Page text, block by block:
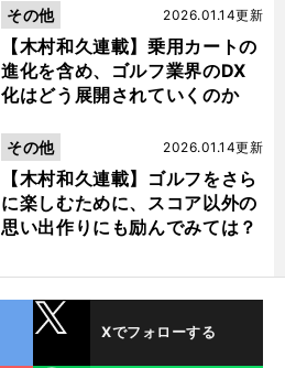
【木村和久連載】乗用カートの
進化を含め、ゴルフ業界のDX
化はどう展開されていくのか
2026.01.14更新
その他
【木村和久連載】ゴルフをさら
に楽しむために、スコア以外の
思い出作りにも励んでみては？
2026.01.14更新
その他
Xでフォローする